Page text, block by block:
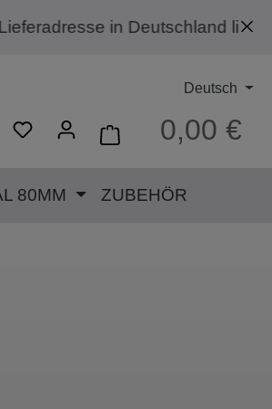
Deutschland liefern.
Deutsch
0,00 €
80MM ZUBEHÖR